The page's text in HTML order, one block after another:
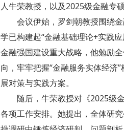
人牛荣教授，以及2025级金融专
会议伊始，罗剑朝教授围绕
学已构建起“金融基础理论+实践
金融强国建设重大战略，他勉励
向，牢牢把握“金融服务实体经济
展对策与实践方案。
随后，牛荣教授对《2025级
各项工作安排。她提出，全体研